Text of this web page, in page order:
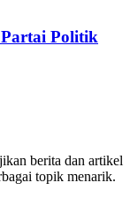
Politik
berita dan artikel
topik menarik.